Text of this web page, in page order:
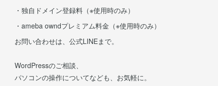
・独自ドメイン登録料（※使用時のみ）
・ameba owndプレミアム料金（※使用時のみ）
お問い合わせは、公式LINEまで。
WordPressのご相談、
パソコンの操作についてなども、お気軽に。